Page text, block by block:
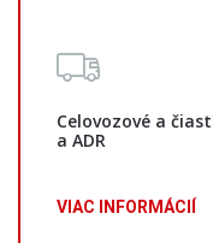
Celovozové a
a ADR
VIAC INFORMÁCIÍ